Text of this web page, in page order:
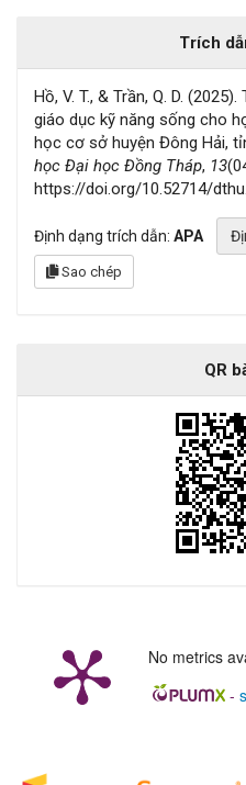
Trích
Hồ, V. T., & Trần, Q. D.
giáo dục kỹ năng sống cho
học cơ sở huyện Đông Hải,
học Đại học Đồng Tháp, 13
https://doi.org/10.52714/
Định dạng trích dẫn: APA
Sao chép
QR
No metrics
-